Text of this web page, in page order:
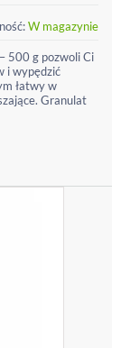
W magazynie
500 g pozwoli Ci
i wypędzić
łatwy w
Granulat